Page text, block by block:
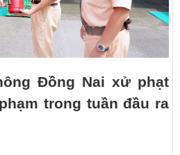
Đồng Nai xử phạt
trong tuần đầu ra